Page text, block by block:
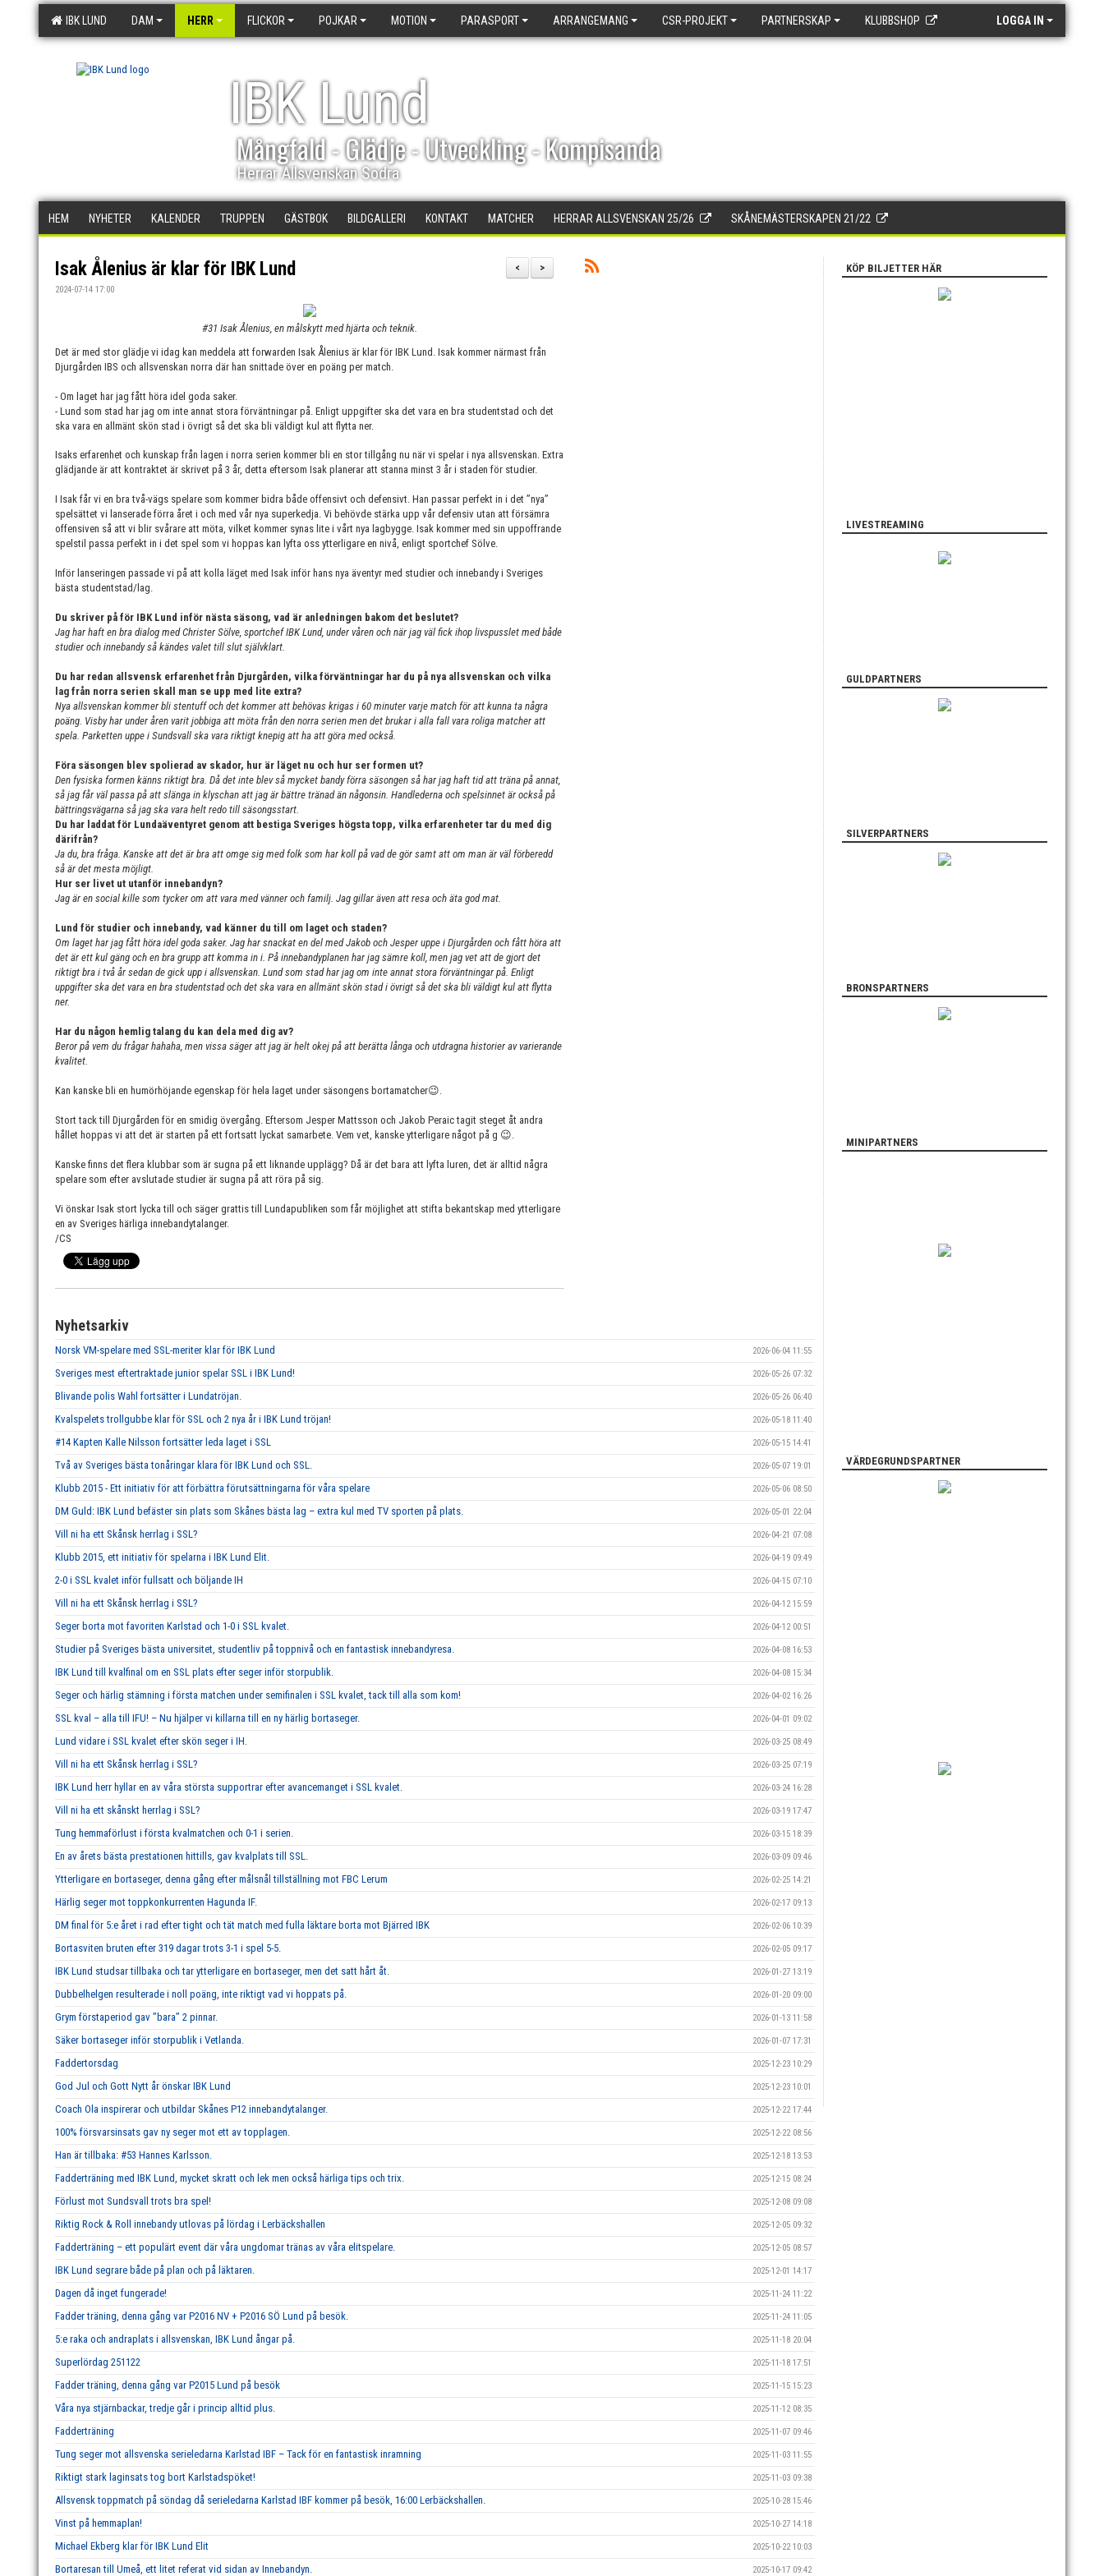
IBK LUND DAM HERR FLICKOR POJKAR MOTION PARASPORT ARRANGEMANG CSR-PROJEKT PARTNERSKAP KLUBBSHOP LOGGA IN
IBK Lund
Mångfald - Glädje - Utveckling - Kompisanda
Herrar Allsvenskan Södra
HEM NYHETER KALENDER TRUPPEN GÄSTBOK BILDGALLERI KONTAKT MATCHER HERRAR ALLSVENSKAN 25/26 SKÅNEMÄSTERSKAPEN 21/22
>
<
Isak Ålenius är klar för IBK Lund
2024-07-14 17:00
#31 Isak Ålenius, en målskytt med hjärta och teknik.
Det är med stor glädje vi idag kan meddela att forwarden Isak Ålenius är klar för IBK Lund. Isak kommer närmast från
Djurgården IBS och allsvenskan norra där han snittade över en poäng per match.
- Om laget har jag fått höra idel goda saker.
- Lund som stad har jag om inte annat stora förväntningar på. Enligt uppgifter ska det vara en bra studentstad och det
ska vara en allmänt skön stad i övrigt så det ska bli väldigt kul att flytta ner.
Isaks erfarenhet och kunskap från lagen i norra serien kommer bli en stor tillgång nu när vi spelar i nya allsvenskan. Extra
glädjande är att kontraktet är skrivet på 3 år, detta eftersom Isak planerar att stanna minst 3 år i staden för studier.
I Isak får vi en bra två-vägs spelare som kommer bidra både offensivt och defensivt. Han passar perfekt in i det ’’nya’’
spelsättet vi lanserade förra året i och med vår nya superkedja. Vi behövde stärka upp vår defensiv utan att försämra
offensiven så att vi blir svårare att möta, vilket kommer synas lite i vårt nya lagbygge. Isak kommer med sin uppoffrande
spelstil passa perfekt in i det spel som vi hoppas kan lyfta oss ytterligare en nivå, enligt sportchef Sölve.
Inför lanseringen passade vi på att kolla läget med Isak inför hans nya äventyr med studier och innebandy i Sveriges
bästa studentstad/lag.
Du skriver på för IBK Lund inför nästa säsong, vad är anledningen bakom det beslutet?
Jag har haft en bra dialog med Christer Sölve, sportchef IBK Lund, under våren och när jag väl fick ihop livspusslet med både
studier och innebandy så kändes valet till slut självklart.
Du har redan allsvensk erfarenhet från Djurgården, vilka förväntningar har du på nya allsvenskan och vilka
lag från norra serien skall man se upp med lite extra?
Nya allsvenskan kommer bli stentuff och det kommer att behövas krigas i 60 minuter varje match för att kunna ta några
poäng. Visby har under åren varit jobbiga att möta från den norra serien men det brukar i alla fall vara roliga matcher att
spela. Parketten uppe i Sundsvall ska vara riktigt knepig att ha att göra med också.
Föra säsongen blev spolierad av skador, hur är läget nu och hur ser formen ut?
Den fysiska formen känns riktigt bra. Då det inte blev så mycket bandy förra säsongen så har jag haft tid att träna på annat,
så jag får väl passa på att slänga in klyschan att jag är bättre tränad än någonsin. Handlederna och spelsinnet är också på
bättringsvägarna så jag ska vara helt redo till säsongsstart.
Du har laddat för Lundaäventyret genom att bestiga Sveriges högsta topp, vilka erfarenheter tar du med dig
därifrån?
Ja du, bra fråga. Kanske att det är bra att omge sig med folk som har koll på vad de gör samt att om man är väl förberedd
så är det mesta möjligt.
Hur ser livet ut utanför innebandyn?
Jag är en social kille som tycker om att vara med vänner och familj. Jag gillar även att resa och äta god mat.
Lund för studier och innebandy, vad känner du till om laget och staden?
Om laget har jag fått höra idel goda saker. Jag har snackat en del med Jakob och Jesper uppe i Djurgården och fått höra att
det är ett kul gäng och en bra grupp att komma in i. På innebandyplanen har jag sämre koll, men jag vet att de gjort det
riktigt bra i två år sedan de gick upp i allsvenskan. Lund som stad har jag om inte annat stora förväntningar på. Enligt
uppgifter ska det vara en bra studentstad och det ska vara en allmänt skön stad i övrigt så det ska bli väldigt kul att flytta
ner.
Har du någon hemlig talang du kan dela med dig av?
Beror på vem du frågar hahaha, men vissa säger att jag är helt okej på att berätta långa och utdragna historier av varierande
kvalitet.
Kan kanske bli en humörhöjande egenskap för hela laget under säsongens bortamatcher😉.
Stort tack till Djurgården för en smidig övergång. Eftersom Jesper Mattsson och Jakob Peraic tagit steget åt andra
hållet hoppas vi att det är starten på ett fortsatt lyckat samarbete. Vem vet, kanske ytterligare något på g 😉.
Kanske finns det flera klubbar som är sugna på ett liknande upplägg? Då är det bara att lyfta luren, det är alltid några
spelare som efter avslutade studier är sugna på att röra på sig.
Vi önskar Isak stort lycka till och säger grattis till Lundapubliken som får möjlighet att stifta bekantskap med ytterligare
en av Sveriges härliga innebandytalanger.
/CS
Nyhetsarkiv
Norsk VM-spelare med SSL-meriter klar för IBK Lund 2026-06-04 11:55
Sveriges mest eftertraktade junior spelar SSL i IBK Lund! 2026-05-26 07:32
Blivande polis Wahl fortsätter i Lundatröjan. 2026-05-26 06:40
Kvalspelets trollgubbe klar för SSL och 2 nya år i IBK Lund tröjan! 2026-05-18 11:40
#14 Kapten Kalle Nilsson fortsätter leda laget i SSL 2026-05-15 14:41
Två av Sveriges bästa tonåringar klara för IBK Lund och SSL. 2026-05-07 19:01
Klubb 2015 - Ett initiativ för att förbättra förutsättningarna för våra spelare 2026-05-06 08:50
DM Guld: IBK Lund befäster sin plats som Skånes bästa lag – extra kul med TV sporten på plats. 2026-05-01 22:04
Vill ni ha ett Skånsk herrlag i SSL? 2026-04-21 07:08
Klubb 2015, ett initiativ för spelarna i IBK Lund Elit. 2026-04-19 09:49
2-0 i SSL kvalet inför fullsatt och böljande IH 2026-04-15 07:10
Vill ni ha ett Skånsk herrlag i SSL? 2026-04-12 15:59
Seger borta mot favoriten Karlstad och 1-0 i SSL kvalet. 2026-04-12 00:51
Studier på Sveriges bästa universitet, studentliv på toppnivå och en fantastisk innebandyresa. 2026-04-08 16:53
IBK Lund till kvalfinal om en SSL plats efter seger inför storpublik. 2026-04-08 15:34
Seger och härlig stämning i första matchen under semifinalen i SSL kvalet, tack till alla som kom! 2026-04-02 16:26
SSL kval – alla till IFU! – Nu hjälper vi killarna till en ny härlig bortaseger. 2026-04-01 09:02
Lund vidare i SSL kvalet efter skön seger i IH. 2026-03-25 08:49
Vill ni ha ett Skånsk herrlag i SSL? 2026-03-25 07:19
IBK Lund herr hyllar en av våra största supportrar efter avancemanget i SSL kvalet. 2026-03-24 16:28
Vill ni ha ett skånskt herrlag i SSL? 2026-03-19 17:47
Tung hemmaförlust i första kvalmatchen och 0-1 i serien. 2026-03-15 18:39
En av årets bästa prestationen hittills, gav kvalplats till SSL. 2026-03-09 09:46
Ytterligare en bortaseger, denna gång efter målsnål tillställning mot FBC Lerum 2026-02-25 14:21
Härlig seger mot toppkonkurrenten Hagunda IF. 2026-02-17 09:13
DM final för 5:e året i rad efter tight och tät match med fulla läktare borta mot Bjärred IBK 2026-02-06 10:39
Bortasviten bruten efter 319 dagar trots 3-1 i spel 5-5. 2026-02-05 09:17
IBK Lund studsar tillbaka och tar ytterligare en bortaseger, men det satt hårt åt. 2026-01-27 13:19
Dubbelhelgen resulterade i noll poäng, inte riktigt vad vi hoppats på. 2026-01-20 09:00
Grym förstaperiod gav ’’bara’’ 2 pinnar. 2026-01-13 11:58
Säker bortaseger inför storpublik i Vetlanda. 2026-01-07 17:31
Faddertorsdag 2025-12-23 10:29
God Jul och Gott Nytt år önskar IBK Lund 2025-12-23 10:01
Coach Ola inspirerar och utbildar Skånes P12 innebandytalanger. 2025-12-22 17:44
100% försvarsinsats gav ny seger mot ett av topplagen. 2025-12-22 08:56
Han är tillbaka: #53 Hannes Karlsson. 2025-12-18 13:53
Fadderträning med IBK Lund, mycket skratt och lek men också härliga tips och trix. 2025-12-15 08:24
Förlust mot Sundsvall trots bra spel! 2025-12-08 09:08
Riktig Rock & Roll innebandy utlovas på lördag i Lerbäckshallen 2025-12-05 09:32
Fadderträning – ett populärt event där våra ungdomar tränas av våra elitspelare. 2025-12-05 08:57
IBK Lund segrare både på plan och på läktaren. 2025-12-01 14:17
Dagen då inget fungerade! 2025-11-24 11:22
Fadder träning, denna gång var P2016 NV + P2016 SÖ Lund på besök. 2025-11-24 11:05
5:e raka och andraplats i allsvenskan, IBK Lund ångar på. 2025-11-18 20:04
Superlördag 251122 2025-11-18 17:51
Fadder träning, denna gång var P2015 Lund på besök 2025-11-15 15:23
Våra nya stjärnbackar, tredje går i princip alltid plus. 2025-11-12 08:35
Fadderträning 2025-11-07 09:46
Tung seger mot allsvenska serieledarna Karlstad IBF – Tack för en fantastisk inramning 2025-11-03 11:55
Riktigt stark laginsats tog bort Karlstadspöket! 2025-11-03 09:38
Allsvensk toppmatch på söndag då serieledarna Karlstad IBF kommer på besök, 16:00 Lerbäckshallen. 2025-10-28 15:46
Vinst på hemmaplan! 2025-10-27 14:18
Michael Ekberg klar för IBK Lund Elit 2025-10-22 10:03
Bortaresan till Umeå, ett litet referat vid sidan av Innebandyn. 2025-10-17 09:42
KÖP BILJETTER HÄR
LIVESTREAMING
GULDPARTNERS
SILVERPARTNERS
BRONSPARTNERS
MINIPARTNERS
VÄRDEGRUNDSPARTNER